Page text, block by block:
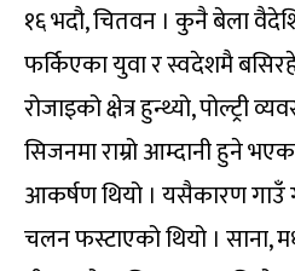
१६ भदौ, चितवन । कुनै बेला
फर्किएका युवा र स्वदेशमै
रोजाइको क्षेत्र हुन्थ्यो, पोल्ट्री
सिजनमा राम्रो आम्दानी हुने
आकर्षण थियो । यसैकारण गाउँ
चलन फस्टाएको थियो । साना,